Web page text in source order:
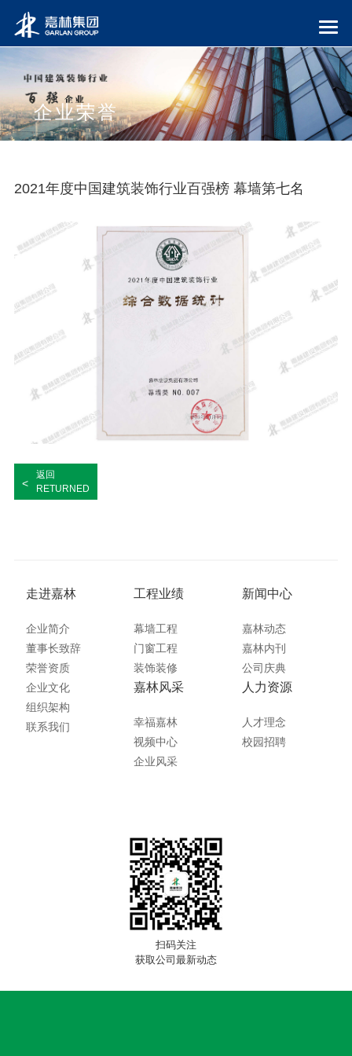
企业荣誉
2021年度中国建筑装饰行业百强榜 幕墙第七名
<
返回
RETURNED
走进嘉林
企业简介
董事长致辞
荣誉资质
企业文化
组织架构
联系我们
工程业绩
幕墙工程
门窗工程
装饰装修
新闻中心
嘉林动态
嘉林内刊
公司庆典
嘉林风采
幸福嘉林
视频中心
企业风采
人力资源
人才理念
校园招聘
扫码关注
获取公司最新动态